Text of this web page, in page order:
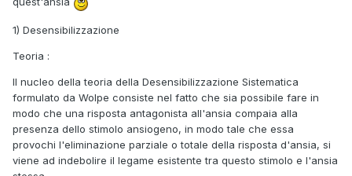
1) Desensibilizzazione
Teoria :
Il nucleo della teoria della Desensibilizzazione Sistematica
formulato da Wolpe consiste nel fatto che sia possibile fare in
modo che una risposta antagonista all'ansia compaia alla
presenza dello stimolo ansiogeno, in modo tale che essa
provochi l'eliminazione parziale o totale della risposta d'ansia, si
viene ad indebolire il legame esistente tra questo stimolo e l'ansia